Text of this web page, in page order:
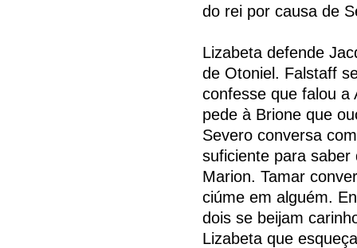
do rei por causa de
Lizabeta defende
de Otoniel. Falstaff
confesse que falou a
pede à Brione que
Severo conversa
suficiente para
Marion. Tamar
ciúme em alguém.
dois se beijam
Lizabeta que